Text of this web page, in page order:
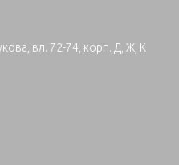
вл. 72-74, корп. Д, Ж, К